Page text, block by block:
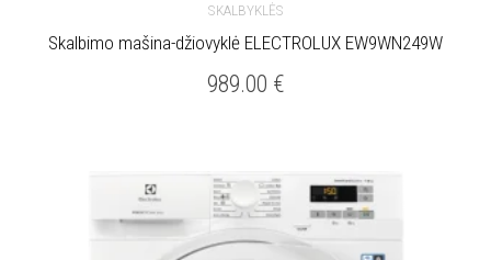
SKALBYKLĖS
Skalbimo mašina-džiovyklė ELECTROLUX EW9WN249W
989.00 €